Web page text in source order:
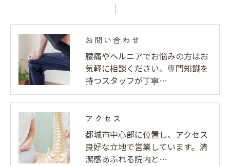
お問い合わせ
腰痛やヘルニアでお悩みの方はお
気軽に相談ください。専門知識を
持つスタッフが丁寧…
アクセス
都城市中心部に位置し、アクセス
良好な立地で営業しています。清
潔感あふれる院内と…